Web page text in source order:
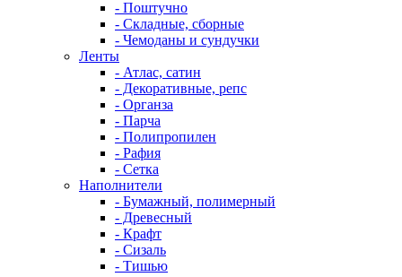
- Поштучно
- Складные, сборные
- Чемоданы и сундучки
Ленты
- Атлас, сатин
- Декоративные, репс
- Органза
- Парча
- Полипропилен
- Рафия
- Сетка
Наполнители
- Бумажный, полимерный
- Древесный
- Крафт
- Сизаль
- Тишью